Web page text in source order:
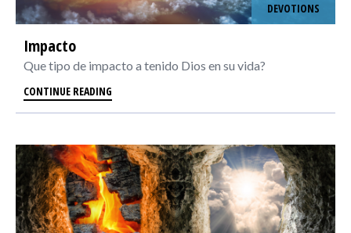
DEVOTIONS
Impacto
Que tipo de impacto a tenido Dios en su vida?
CONTINUE READING